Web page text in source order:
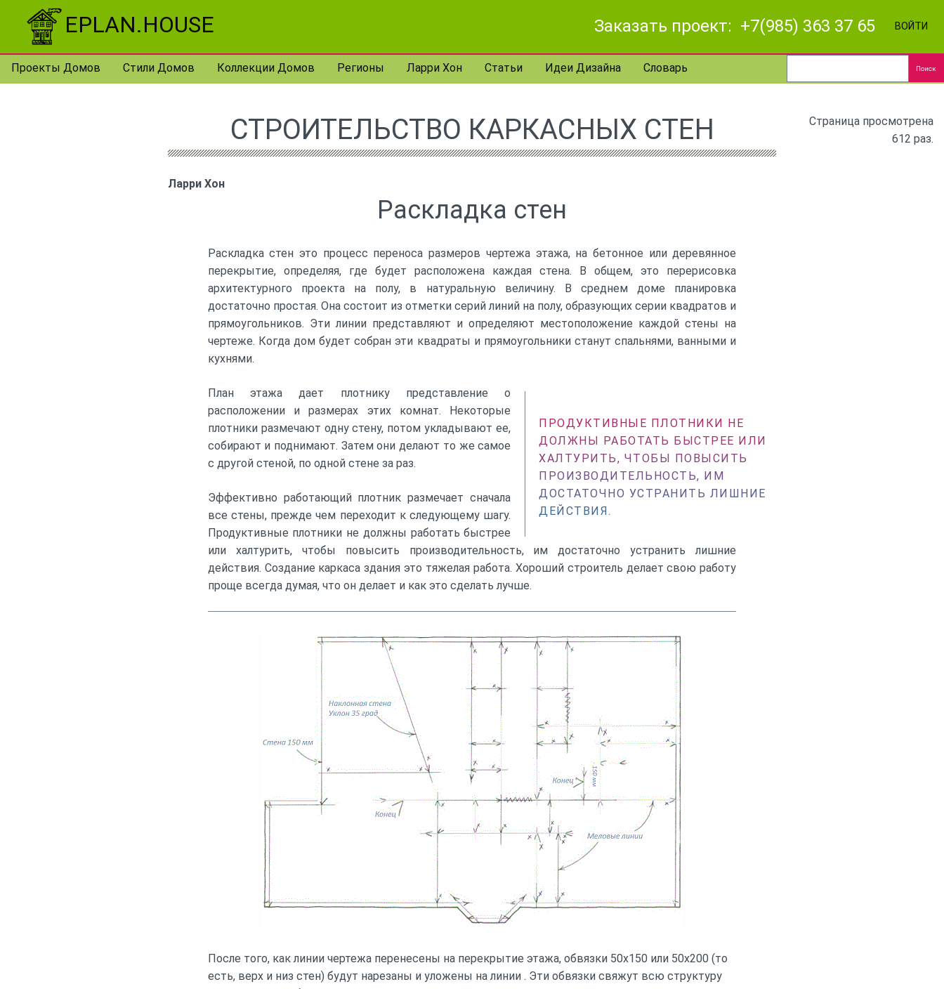
Перейти к контенту
EPLAN.HOUSE Заказать проект: +7(985) 363 37 65 ВОЙТИ
Проекты Домов Стили Домов Коллекции Домов Регионы Ларри Хон Статьи Идеи Дизайна Словарь Поиск
СТРОИТЕЛЬСТВО КАРКАСНЫХ СТЕН
Ларри Хон
Страница просмотрена
612 раз.
Раскладка стен
Раскладка стен это процесс переноса размеров чертежа этажа, на бетонное или деревянное
перекрытие, определяя, где будет расположена каждая стена. В общем, это перерисовка
архитектурного проекта на полу, в натуральную величину. В среднем доме планировка
достаточно простая. Она состоит из отметки серий линий на полу, образующих серии квадратов и
прямоугольников. Эти линии представляют и определяют местоположение каждой стены на
чертеже. Когда дом будет собран эти квадраты и прямоугольники станут спальнями, ванными и
кухнями.
ПРОДУКТИВНЫЕ ПЛОТНИКИ НЕ
ДОЛЖНЫ РАБОТАТЬ БЫСТРЕЕ ИЛИ
ХАЛТУРИТЬ, ЧТОБЫ ПОВЫСИТЬ
ПРОИЗВОДИТЕЛЬНОСТЬ, ИМ
ДОСТАТОЧНО УСТРАНИТЬ ЛИШНИЕ
ДЕЙСТВИЯ.
План этажа дает плотнику представление о
расположении и размерах этих комнат. Некоторые
плотники размечают одну стену, потом укладывают ее,
собирают и поднимают. Затем они делают то же самое
с другой стеной, по одной стене за раз.
Эффективно работающий плотник размечает сначала
все стены, прежде чем переходит к следующему шагу.
Продуктивные плотники не должны работать быстрее
или халтурить, чтобы повысить производительность, им достаточно устранить лишние
действия. Создание каркаса здания это тяжелая работа. Хороший строитель делает свою работу
проще всегда думая, что он делает и как это сделать лучше.
После того, как линии чертежа перенесены на перекрытие этажа, обвязки 50х150 или 50х200 (то
есть, верх и низ стен) будут нарезаны и уложены на линии . Эти обвязки свяжут всю структуру